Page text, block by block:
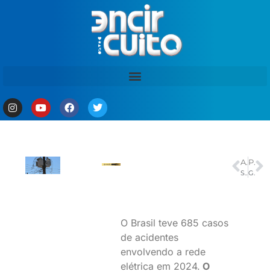
O Brasil teve 685 casos
de acidentes
envolvendo a rede
elétrica em 2024. O
ANTERIOR
Salário na construção recua 22% em dez anos, diz IBGE
PRÓXIMO
Glaucoma: SUS amplia exames, mas acesso desigual preocupa especialista